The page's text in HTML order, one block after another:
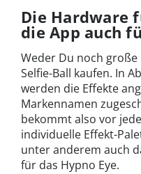
Die Hardware
die App auch
Weder Du noch
Selfie-Ball kaufen. In
werden die Effekte
Markennamen
bekommt also vor
individuelle Effekt-
unter anderem auch
für das Hypno Eye.